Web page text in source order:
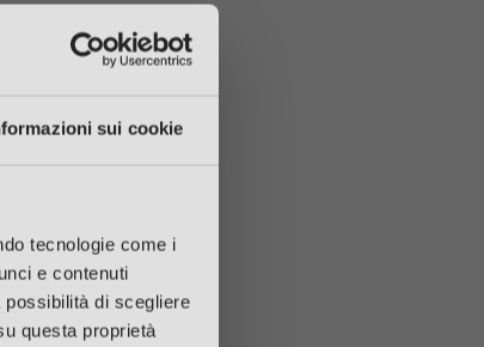
sui cookie
tecnologie come i
e contenuti
di scegliere
questa proprietà